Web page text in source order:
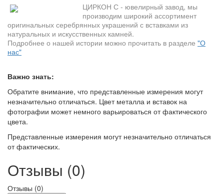
ЦИРКОН С - ювелирный завод, мы
производим широкий ассортимент
оригинальных серебрянных украшений с вставками из
натуральных и искусственных камней.
Подробнее о нашей истории можно прочитать в разделе "О
нас"
Важно знать:
Обратите внимание, что представленные измерения могут
незначительно отличаться. Цвет металла и вставок на
фотографии может немного варьироваться от фактического
цвета.
Представленные измерения могут незначительно отличаться
от фактических.
Отзывы (0)
Отзывы (0)